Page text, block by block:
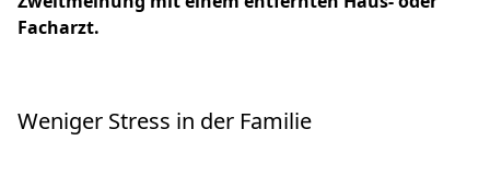
Facharzt.
Weniger Stress in der Familie